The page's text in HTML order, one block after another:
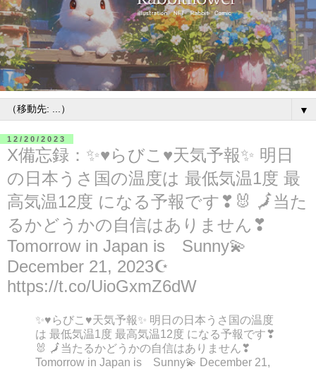
▼
12/20/2023
X備忘録：✨♥らびこ♥天気予報✨ 明日
の日本うさ国の温度は 最低気温1度 最
高気温12度 になる予報です❣🐰 🗾当た
るかどうかの自信はありません❣
Tomorrow in Japan is Sunny💫
December 21, 2023☪
https://t.co/UioGxmZ6dW
✨♥らびこ♥天気予報✨ 明日の日本うさ国の温度
は 最低気温1度 最高気温12度 になる予報です❣
🐰 🗾当たるかどうかの自信はありません❣
Tomorrow in Japan is Sunny💫 December 21,